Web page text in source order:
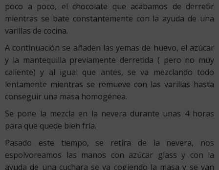
poco a poco, el chocolate que acabamos de derretir
mientras se bate constantemente con la ayuda de una
varillas de cocina.
A continuación se añaden las yemas de huevo, el azúcar
y la mantequilla previamente derretida ( pero no muy
caliente) y al igual que antes, se va mezclando todo
lentamente mientras se remueve con las varillas hasta
conseguir una masa homogénea.
Se pone la mezcla en la nevera durante unas 4 horas
para que quede bien fría.
Pasado este tiempo, se retira de la nevera, nos
espolvoreamos las manos con azúcar glass y con la
ayuda de una cuchara se va cogiendo la masa y se van